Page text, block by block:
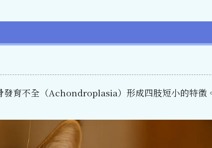
發育不全（Achondroplasia）形成四肢短小的特徵